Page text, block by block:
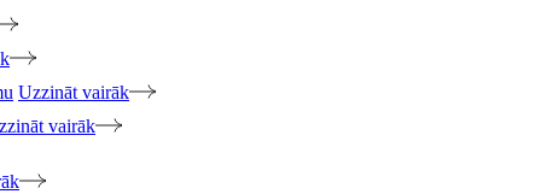
Uzzināt vairāk
vairāk